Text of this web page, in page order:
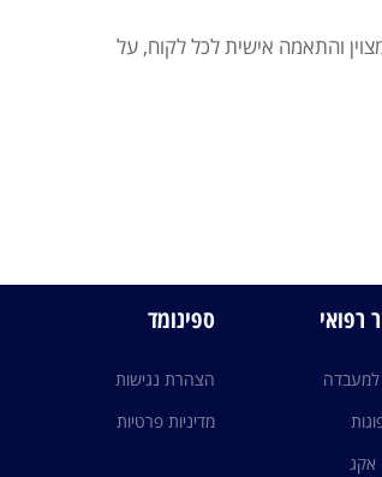
והתאמה אישית לכל לקוח, על
רפואי
למעבדה
אקג
ספינומד
הצהרת נגישות
מדיניות פרטיות